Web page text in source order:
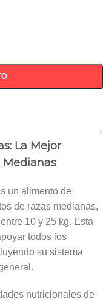
La Mejor
Medianas
un alimento de
de razas medianas,
10 y 25 kg. Esta
todos los
su sistema
nutricionales de